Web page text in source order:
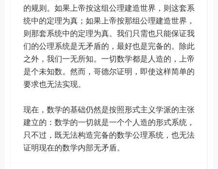
的规则。如果上帝按这组公理建造世界，则这套系
统中的定理为真；如果上帝按那组公理建造世界，
则那套系统中的定理为真。我们只需也只能保证我
们的公理系统是无矛盾的，最好也是完备的。除此
之外，我们一无所知。一切数学都是人造的，上帝
是个未知数。然而，哥德尔证明，即使这样简单的
要求也无法实现。
现在，数学的基础仍然是按照形式主义学派的主张
建立的：数学的一切就是一个个人造的形式系统，
只不过，既无法构造完备的数学公理系统，也无法
证明现在的数学内部无矛盾。